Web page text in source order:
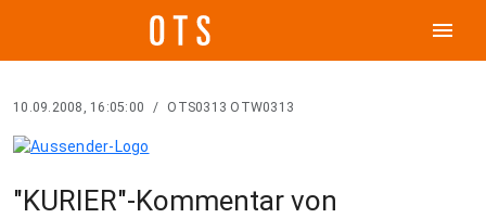
menu
10.09.2008, 16:05:00 / OTS0313 OTW0313
"KURIER"-Kommentar von